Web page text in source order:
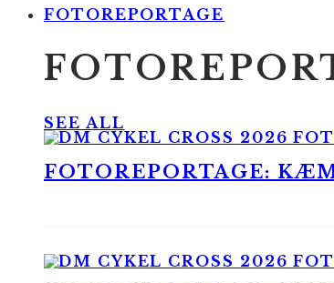
FOTOREPORTAGE
SEE ALL
FOTOREPORTAGE: